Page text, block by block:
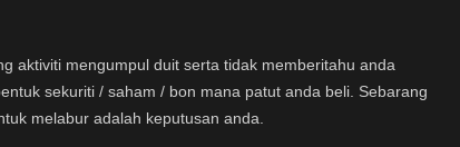
aktiviti mengumpul duit serta tidak memberitahu anda
sekuriti / saham / bon mana patut anda beli. Sebarang
melabur adalah keputusan anda.